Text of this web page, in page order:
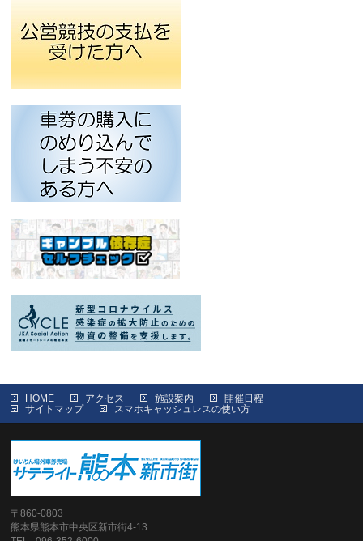
HOME アクセス 施設案内
開催日程
サイトマップ
スマホキャッシュレスの使い方
〒860-0803
熊本県熊本市中央区新市街4-13